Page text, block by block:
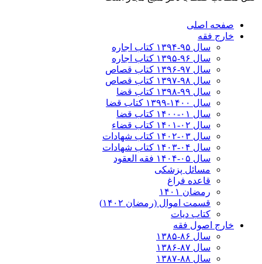
صفحه اصلی
خارج فقه
سال ۹۵-۱۳۹۴ کتاب اجاره
سال ۹۶-۱۳۹۵ کتاب اجاره
سال ۹۷-۱۳۹۶ کتاب قصاص
سال ۹۸-۱۳۹۷ کتاب قصاص
سال ۹۹-۱۳۹۸‍ کتاب قضا
سال ۱۴۰۰-۱۳۹۹ کتاب قضا
سال ۰۱-۱۴۰۰ کتاب قضا
سال ۰۲-۱۴۰۱ کتاب قضاء
سال ۰۳-۱۴۰۲ کتاب شهادات
سال ۰۴-۱۴۰۳ کتاب شهادات
سال ۰۵-۱۴۰۴ فقه العقود
مسائل پزشکی
قاعده فراغ
رمضان ۱۴۰۱
قسمت اموال (رمضان ۱۴۰۲)
کتاب دیات
خارج اصول فقه
سال ۸۶-۱۳۸۵
سال ۸۷-۱۳۸۶
سال ۸۸-۱۳۸۷